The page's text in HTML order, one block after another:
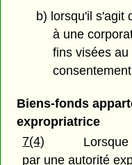
b) lorsqu'il s'agit
à une
fins visées
Biens-fonds
expropriatrice
7(4)
par une autorité